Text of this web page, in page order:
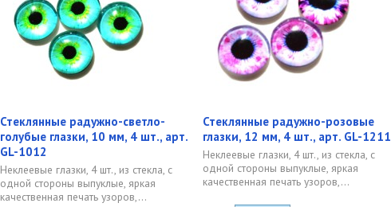
Стеклянные радужно-светло-
голубые глазки, 10 мм, 4 шт., арт.
GL-1012
Неклеевые глазки, 4 шт., из стекла, с
одной стороны выпуклые, яркая
качественная печать узоров,...
Стеклянные радужно-розовые
глазки, 12 мм, 4 шт., арт. GL-1211
Неклеевые глазки, 4 шт., из стекла, с
одной стороны выпуклые, яркая
качественная печать узоров,...